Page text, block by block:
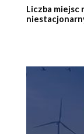
Liczba miejsc